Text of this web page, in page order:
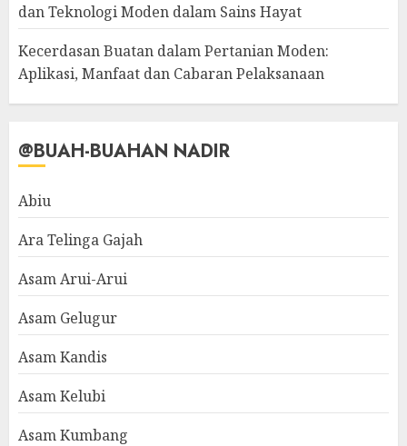
dan Teknologi Moden dalam Sains Hayat
Kecerdasan Buatan dalam Pertanian Moden:
Aplikasi, Manfaat dan Cabaran Pelaksanaan
@BUAH-BUAHAN NADIR
Abiu
Ara Telinga Gajah
Asam Arui-Arui
Asam Gelugur
Asam Kandis
Asam Kelubi
Asam Kumbang